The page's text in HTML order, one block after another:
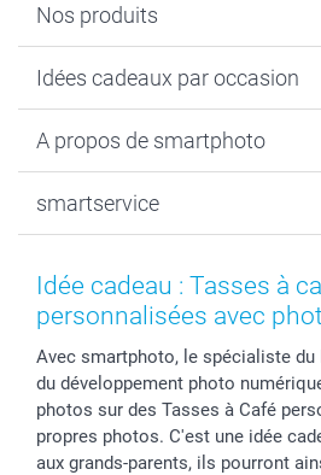
Nos produits
Cadeaux photo
Tirage photo & agrandissement
MyNameBook
Stickers & Etiquettes
Cadres photo, accessoires déco &
Dénicheur d'idées cadeau
Idées cadeaux par occasion
Anniversaire
Fin d'études
Naissance & baptême
Fête des Pères
Rentrée des classes
Communion
Saint-Valentin
Vacances
A propos de smartphoto
Durabilité
Conditions
Droit de rétraction
Conditions générales
Vie privée
Gestion des cookies
Tarifs
smartservice
smartgarantie
smartbonus
Modes de paiement
Modes de livraison
Grandes Quantités
Statut de ma commande
Idée cadeau : Tasses à
personnalisées avec
Avec smartphoto, le spécialiste du
du développement photo
photos sur des Tasses à Café
propres photos. C'est une idée
aux grands-parents, ils pourront